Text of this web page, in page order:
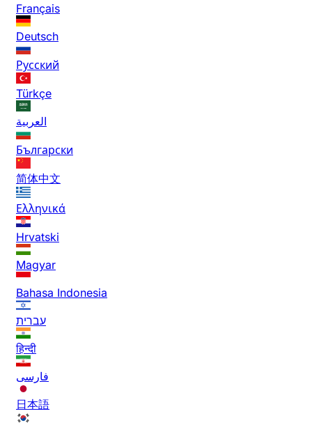
Français
Deutsch
Русский
Türkçe
العربية
Български
简体中文
Ελληνικά
Hrvatski
Magyar
Bahasa Indonesia
עברית
हिन्दी
فارسی
日本語